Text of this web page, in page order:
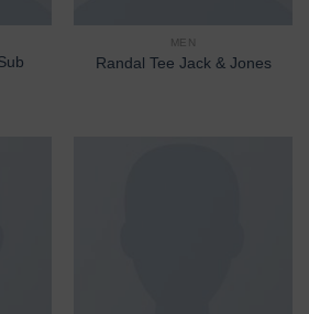
Randal Tee Jack & Jones